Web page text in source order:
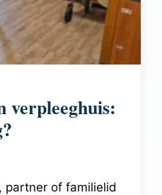
verpleeghuis:
partner of familielid